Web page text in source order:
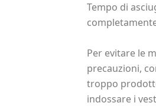
Tempo di
Per evitare le
precauzioni,
troppo
indossare i